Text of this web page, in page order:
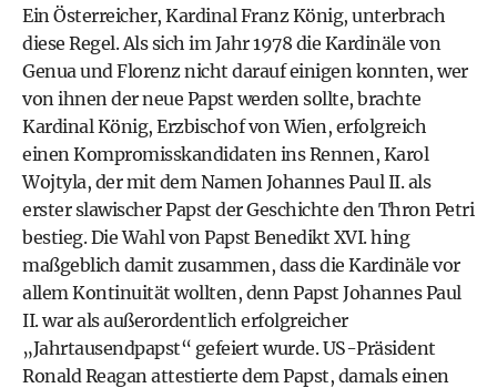
Ein Österreicher, Kardinal Franz König, unterbrach
diese Regel. Als sich im Jahr 1978 die Kardinäle von
Genua und Florenz nicht darauf einigen konnten, wer
von ihnen der neue Papst werden sollte, brachte
Kardinal König, Erzbischof von Wien, erfolgreich
einen Kompromisskandidaten ins Rennen, Karol
Wojtyla, der mit dem Namen Johannes Paul II. als
erster slawischer Papst der Geschichte den Thron Petri
bestieg. Die Wahl von Papst Benedikt XVI. hing
maßgeblich damit zusammen, dass die Kardinäle vor
allem Kontinuität wollten, denn Papst Johannes Paul
II. war als außerordentlich erfolgreicher
„Jahrtausendpapst“ gefeiert wurde. US-Präsident
Ronald Reagan attestierte dem Papst, damals einen